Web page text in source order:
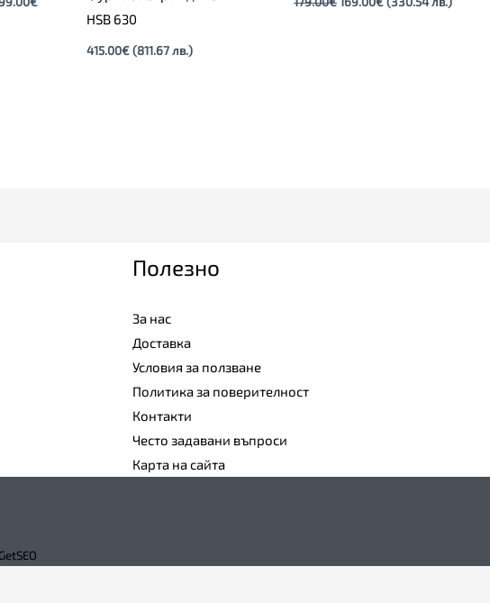
HSB 630
415.00€ (811.67 лв.)
Полезно
За нас
Доставка
Условия за ползване
Политика за поверителност
Контакти
Често задавани въпроси
Карта на сайта